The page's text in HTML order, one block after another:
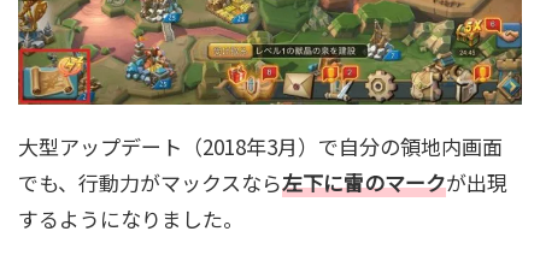
大型アップデート（2018年3月）で自分の領地内画面
でも、行動力がマックスなら左下に雷のマークが出現
するようになりました。